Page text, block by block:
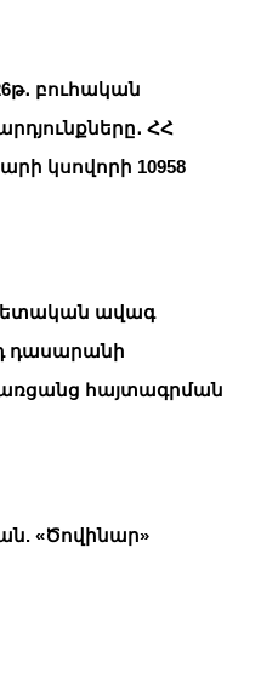
բուհական
ՀՀ
կսովորի 10958
ավագ
դասարանի
առցանց հայտագրման
«Ծովինար»